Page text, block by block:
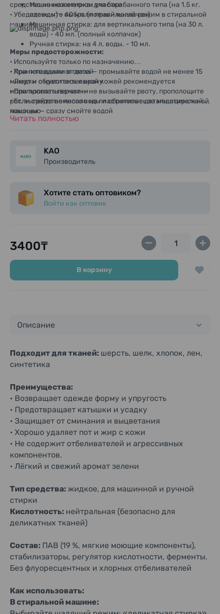
средство на незаметном участке
• Убедитесь, что выбрали правильный режим в стиральной
машине
Машинная стирка: для барабанного типа (на 1.5 кг.
одежды) - 40 мл. (полный колпачок)
Машинная стирка: для вертикального типа (на 30 л.
воды) - 40 мл. (полный колпачок)
Ручная стирка: на 4 л. воды. - 10 мл.
Меры предосторожности:
• Используйте только по назначению
• Храните вдали от детей
• Людям с чувствительной кожей рекомендуется
использовать перчатки
• Если средство попало на пластиковые детали стиральной
машины — сразу смойте водой
• Если замёрзло — дайте нагреться до комнатной
• При попадании в глаза — промывайте водой не менее 15
минут и обратитесь к врачу
• При проглатывании — не вызывайте рвоту, прополощите
рот, выпейте немного воды и обратитесь за медицинской
помощью
Читать полностью
KAO
Производитель
Хотите стать оптовиком?
Войти как оптовик
3400₸
В корзину
Описание
Подходит для тканей: шерсть, шелк, хлопок, лен,
синтетика
Преимущества:
• Возвращает одежде форму и упругость
• Предотвращает катышки и усадку
• Защищает от сминания и выцветания
• Хорошо удаляет пот и жир с кожи
• Не содержит отбеливателей и агрессивных
компонентов.
• Лёгкий и свежий аромат зелени
Тип средства: жидкое, для машинной и ручной
стирки
Кислотность: нейтральная (безопасно для
деликатных тканей)
Состав: ПАВ (19 %, мягкие моющие компоненты),
стабилизаторы, регулятор кислотности, ферменты.
Без флуоресцентных и хлорных отбеливателей
Как использовать:
В стиральной машине: